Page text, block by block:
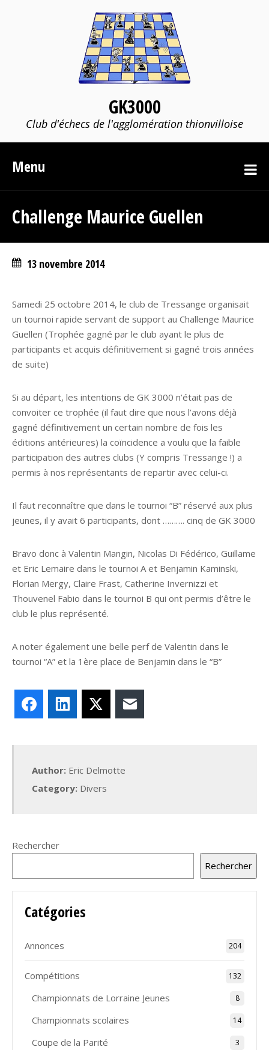
GK3000
Club d'échecs de l'agglomération thionvilloise
Menu
Challenge Maurice Guellen
13 novembre 2014
Samedi 25 octobre 2014, le club de Tressange organisait
un tournoi rapide servant de support au Challenge Maurice
Guellen (Trophée gagné par le club ayant le plus de
participants et acquis définitivement si gagné trois années
de suite)
Si au départ, les intentions de GK 3000 n’était pas de
convoiter ce trophée (il faut dire que nous l’avons déjà
gagné définitivement un certain nombre de fois les
éditions antérieures) la coïncidence a voulu que la faible
participation des autres clubs (Y compris Tressange !) a
permis à nos représentants de repartir avec celui-ci.
Il faut reconnaître que dans le tournoi “B” réservé aux plus
jeunes, il y avait 6 participants, dont ………. cinq de GK 3000
Bravo donc à Valentin Mangin, Nicolas Di Fédérico, Guillame
et Eric Lemaire dans le tournoi A et Benjamin Kaminski,
Florian Mergy, Claire Frast, Catherine Invernizzi et
Thouvenel Fabio dans le tournoi B qui ont permis d’être le
club le plus représenté.
A noter également une belle perf de Valentin dans le
tournoi “A” et la 1ère place de Benjamin dans le “B”
FacebookLinkedIn
Author: Eric Delmotte
Category: Divers
Rechercher
Rechercher
Catégories
Annonces 204
Compétitions 132
Championnats de Lorraine Jeunes 8
Championnats scolaires 14
Coupe de la Parité 3